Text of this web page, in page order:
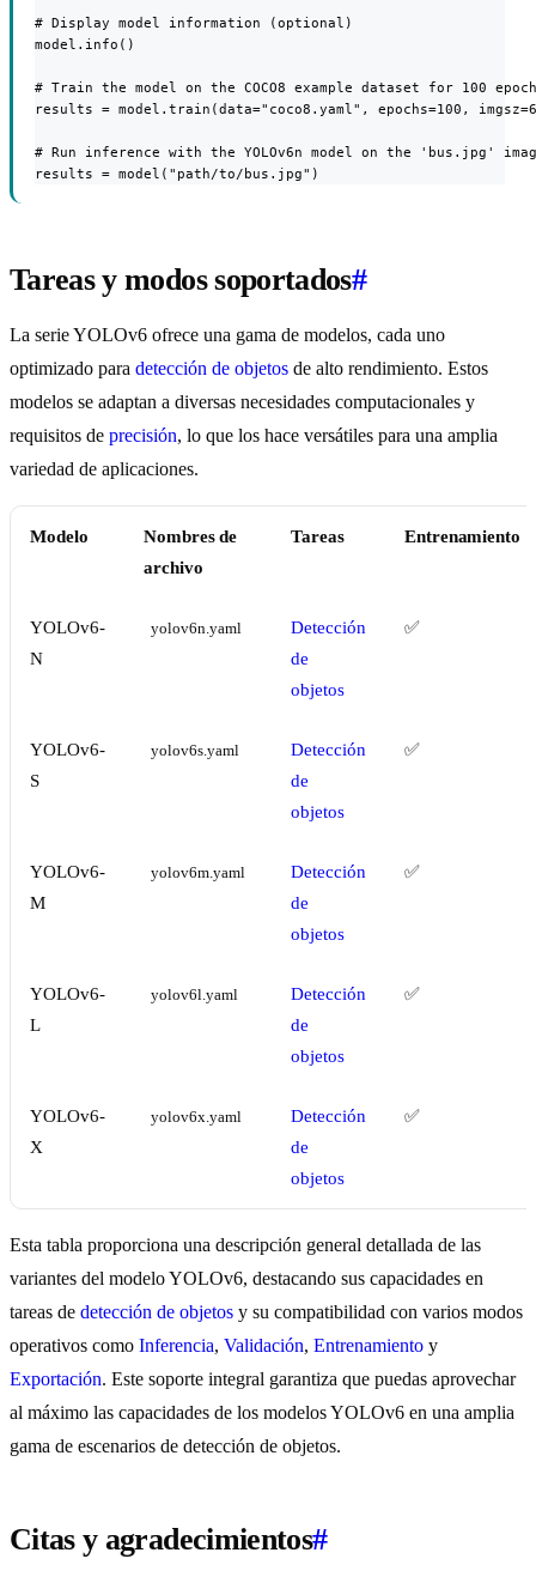
# Display model information (optional)
model.info()
# Train the model on the COCO8 example dataset for 100
results = model.train(data="coco8.yaml", epochs=100,
# Run inference with the YOLOv6n model on the 'bus.jpg'
results = model("path/to/bus.jpg")
Tareas y modos soportados#
La serie YOLOv6 ofrece una gama de modelos, cada uno
optimizado para detección de objetos de alto rendimiento. Estos
modelos se adaptan a diversas necesidades computacionales y
requisitos de precisión, lo que los hace versátiles para una amplia
variedad de aplicaciones.
Modelo
Nombres de
archivo
Tareas Entrenamiento
YOLOv6-
N
yolov6n.yaml
Detección
de
objetos
✅
YOLOv6-
S
yolov6s.yaml
Detección
de
objetos
✅
YOLOv6-
M
yolov6m.yaml
Detección
de
objetos
✅
YOLOv6-
L
yolov6l.yaml
Detección
de
objetos
✅
YOLOv6-
X
yolov6x.yaml
Detección
de
objetos
✅
Esta tabla proporciona una descripción general detallada de las
variantes del modelo YOLOv6, destacando sus capacidades en
tareas de detección de objetos y su compatibilidad con varios modos
operativos como Inferencia, Validación, Entrenamiento y
Exportación. Este soporte integral garantiza que puedas aprovechar
al máximo las capacidades de los modelos YOLOv6 en una amplia
gama de escenarios de detección de objetos.
Citas y agradecimientos#